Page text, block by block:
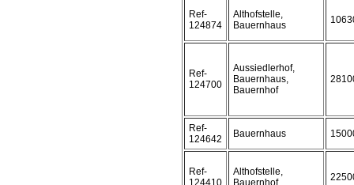
Ref-
124874
Althofstelle,
Bauernhaus
Ref-
124700
Aussiedlerhof,
Bauernhaus,
Bauernhof
Ref-
124642
Bauernhaus
Ref-
124410
Althofstelle,
Bauernhof